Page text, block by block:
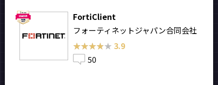
FortiClient
フォーティネットジャパン合同会社
★★★★★
★★★★★ 3.9
50